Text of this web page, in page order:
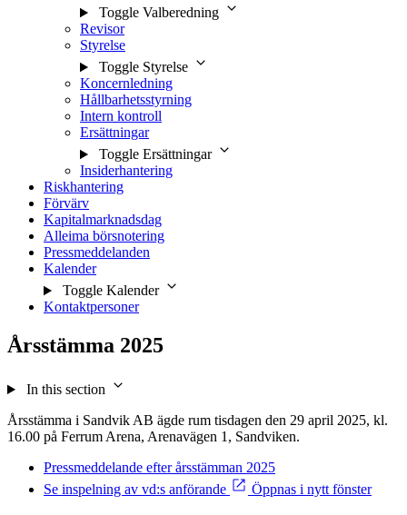
Toggle Valberedning
Revisor
Styrelse
Toggle Styrelse
Koncernledning
Hållbarhetsstyrning
Intern kontroll
Ersättningar
Toggle Ersättningar
Insiderhantering
Riskhantering
Förvärv
Kapitalmarknadsdag
Alleima börsnotering
Pressmeddelanden
Kalender
Toggle Kalender
Kontaktpersoner
Årsstämma 2025
In this section
Årsstämma i Sandvik AB ägde rum tisdagen den 29 april 2025, kl.
16.00 på Ferrum Arena, Arenavägen 1, Sandviken.
Pressmeddelande efter årsstämman 2025
Se inspelning av vd:s anförande
Öppnas i nytt fönster